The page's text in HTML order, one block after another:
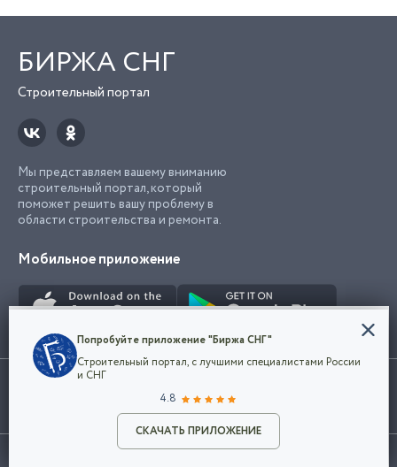
Разместить объявление
БИРЖА СНГ
Строительный портал
Мы представляем вашему вниманию
строительный портал, который
поможет решить вашу проблему в
области строительства и ремонта.
Мобильное приложение
Использование сайта, в том числе подача объявлений, означает
марки представленные на сайте являются собственностью их
©2026Биржа СНГ
Конфиденциальность
Мы используем файлы cookie, чтобы сделать
наш сайт удобным для каждого
Политикой конфиденциальности компании
и принимаете условия использования cookie.
Попробуйте приложение "Биржа СНГ"
Строительный портал, с лучшими специалистами России
и СНГ
4.8
СКАЧАТЬ ПРИЛОЖЕНИЕ